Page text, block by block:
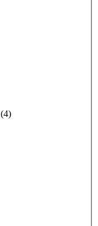
(4)